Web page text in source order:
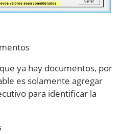
ya hay documentos, por
es solamente agregar
para identificar la